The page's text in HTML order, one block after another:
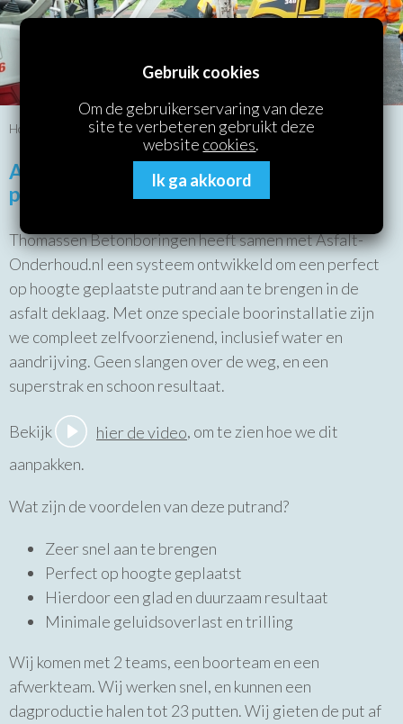
Gebruik cookies
Om de gebruikerservaring van deze
site te verbeteren gebruikt deze
website cookies.
Ik ga akkoord
Home Selflevel-putranden-asfaltboringen
Asfaltboringen ten behoeve van ronde
putranden
Thomassen Betonboringen heeft samen met Asfalt-
Onderhoud.nl een systeem ontwikkeld om een perfect
op hoogte geplaatste putrand aan te brengen in de
asfalt deklaag. Met onze speciale boorinstallatie zijn
we compleet zelfvoorzienend, inclusief water en
aandrijving. Geen slangen over de weg, en een
superstrak en schoon resultaat.
Bekijk hier de video, om te zien hoe we dit
aanpakken.
Wat zijn de voordelen van deze putrand?
Zeer snel aan te brengen
Perfect op hoogte geplaatst
Hierdoor een glad en duurzaam resultaat
Minimale geluidsoverlast en trilling
Wij komen met 2 teams, een boorteam en een
afwerkteam. Wij werken snel, en kunnen een
dagproductie halen tot 23 putten. Wij gieten de put af